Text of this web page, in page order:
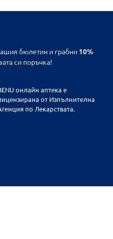
бюлетин и грабни 10%
си поръчка!
онлайн аптека е
от Изпълнителна
по Лекарствата.